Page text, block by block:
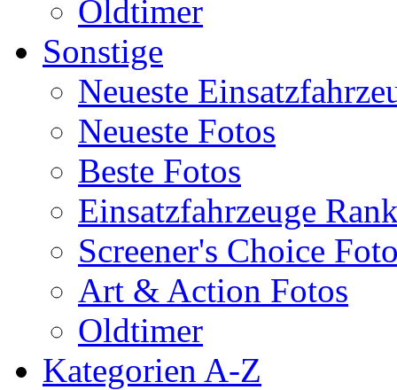
Oldtimer
Sonstige
Neueste
Neueste Fotos
Beste Fotos
Einsatzfahrzeuge
Screener's Choice
Art & Action Fotos
Oldtimer
Kategorien A-Z